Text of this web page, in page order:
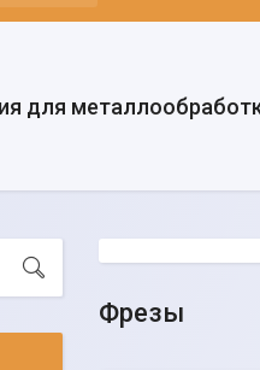
для
Фрезы